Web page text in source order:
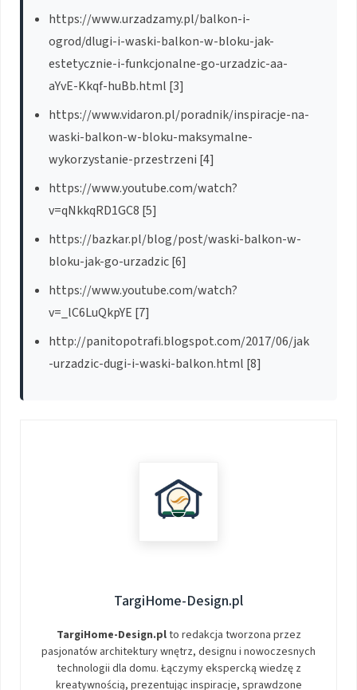
https://www.urzadzamy.pl/balkon-i-
ogrod/dlugi-i-waski-balkon-w-bloku-jak-
estetycznie-i-funkcjonalne-go-urzadzic-aa-
aYvE-Kkqf-huBb.html [3]
https://www.vidaron.pl/poradnik/inspiracje-na-
waski-balkon-w-bloku-maksymalne-
wykorzystanie-przestrzeni [4]
https://www.youtube.com/watch?
v=qNkkqRD1GC8 [5]
https://bazkar.pl/blog/post/waski-balkon-w-
bloku-jak-go-urzadzic [6]
https://www.youtube.com/watch?
v=_lC6LuQkpYE [7]
http://panitopotrafi.blogspot.com/2017/06/jak
-urzadzic-dugi-i-waski-balkon.html [8]
TargiHome-Design.pl
TargiHome-Design.plto redakcja tworzona przez
pasjonatów architektury wnętrz, designu i nowoczesnych
technologii dla domu. Łączymy ekspercką wiedzę z
kreatywnością, prezentując inspiracje, sprawdzone